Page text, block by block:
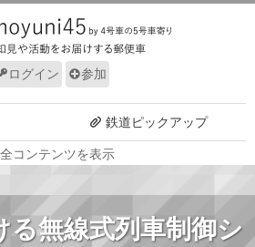
ログイン 参加
全コンテンツを表示
鉄道ピックアップ
路線探訪
サイトについて
る無線式列車制御シ